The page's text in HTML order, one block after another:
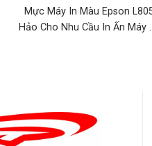
Mực Máy In Màu Epson
Hảo Cho Nhu Cầu In Ấn Máy